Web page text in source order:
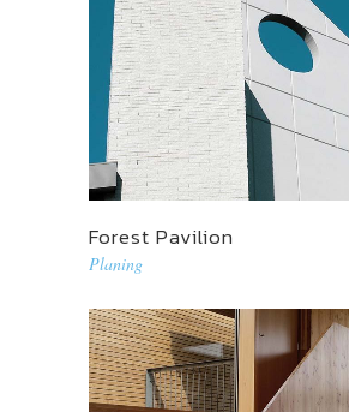
Forest Pavilion
Planing